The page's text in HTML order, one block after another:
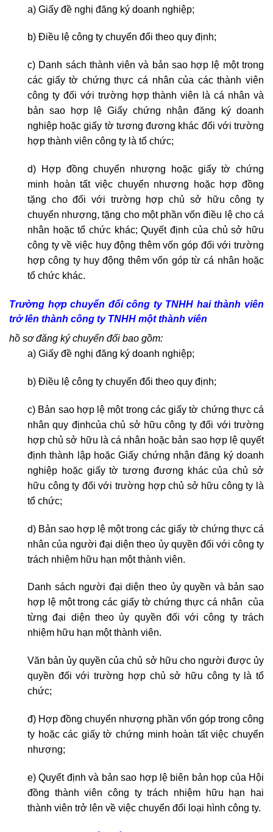
a) Giấy đề nghị đăng ký doanh nghiệp;
b) Điều lệ công ty chuyển đổi theo quy định;
c) Danh sách thành viên và bản sao hợp lệ một trong
các giấy tờ chứng thực cá nhân của các thành viên
công ty đối với trường hợp thành viên là cá nhân và
bản sao hợp lệ Giấy chứng nhận đăng ký doanh
nghiệp hoặc giấy tờ tương đương khác đối với trường
hợp thành viên công ty là tổ chức;
d) Hợp đồng chuyển nhượng hoặc giấy tờ chứng
minh hoàn tất việc chuyển nhượng hoặc hợp đồng
tặng cho đối với trường hợp chủ sở hữu công ty
chuyển nhượng, tặng cho một phần vốn điều lệ cho cá
nhân hoặc tổ chức khác; Quyết định của chủ sở hữu
công ty về việc huy động thêm vốn góp đối với trường
hợp công ty huy động thêm vốn góp từ cá nhân hoặc
tổ chức khác.
Trường hợp chuyển đổicông ty TNHH hai thành viên
trở lên thành công ty TNHH một thành viên
hồ sơ đăng ký chuyển đổi bao gồm:
a) Giấy đề nghị đăng ký doanh nghiệp;
b) Điều lệ công ty chuyển đổi theo quy định;
c) Bản sao hợp lệ một trong các giấy tờ chứng thực cá
nhân quy địnhcủa chủ sở hữu công ty đối với trường
hợp chủ sở hữu là cá nhân hoặc bản sao hợp lệ quyết
định thành lập hoặc Giấy chứng nhận đăng ký doanh
nghiệp hoặc giấy tờ tương đương khác của chủ sở
hữu công ty đối với trường hợp chủ sở hữu công ty là
tổ chức;
d) Bản sao hợp lệ một trong các giấy tờ chứng thực cá
nhân của người đại diện theo ủy quyền đối với công ty
trách nhiệm hữu hạn một thành viên.
Danh sách người đại diện theo ủy quyền và bản sao
hợp lệ một trong các giấy tờ chứng thực cá nhân của
từng đại diện theo ủy quyền đối với công ty trách
nhiệm hữu hạn một thành viên.
Văn bản ủy quyền của chủ sở hữu cho người được ủy
quyền đối với trường hợp chủ sở hữu công ty là tổ
chức;
đ) Hợp đồng chuyển nhượng phần vốn góp trong công
ty hoặc các giấy tờ chứng minh hoàn tất việc chuyển
nhượng;
e) Quyết định và bản sao hợp lệ biên bản họp của Hội
đồng thành viên công ty trách nhiệm hữu hạn hai
thành viên trở lên về việc chuyển đổi loại hình công ty.